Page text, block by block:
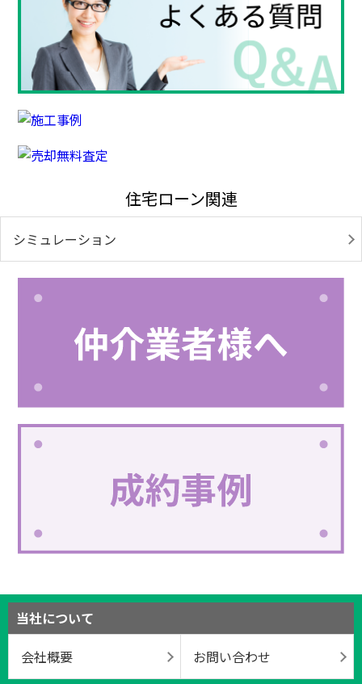
住宅ローン関連
シミュレーション
当社について
会社概要
お問い合わせ